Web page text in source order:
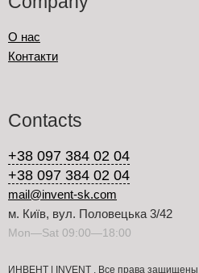
О нас
Контакти
Contacts
+38 097 384 02 04
+38 097 384 02 04
mail@invent-sk.com
м. Київ, вул. Половецька 3/42
Mon—Sat 09:00—18:00
ИНВЕНТ | INVENT . Все права